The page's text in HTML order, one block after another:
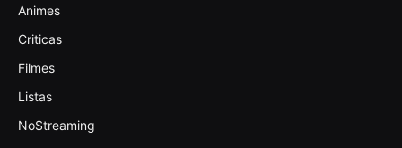
Animes
Criticas
Filmes
Listas
NoStreaming